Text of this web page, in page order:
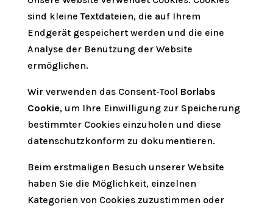
sind kleine Textdateien, die auf Ihrem
Endgerät gespeichert werden und die eine
Analyse der Benutzung der Website
ermöglichen.
Wir verwenden das Consent-Tool Borlabs
Cookie, um Ihre Einwilligung zur Speicherung
bestimmter Cookies einzuholen und diese
datenschutzkonform zu dokumentieren.
Beim erstmaligen Besuch unserer Website
haben Sie die Möglichkeit, einzelnen
Kategorien von Cookies zuzustimmen oder